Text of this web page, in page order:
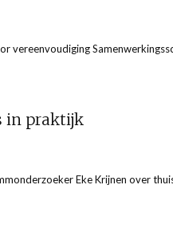
vereenvoudiging
in praktijk
Eke Krijnen over